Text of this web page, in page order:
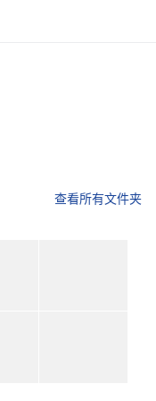
查看所有文件夹